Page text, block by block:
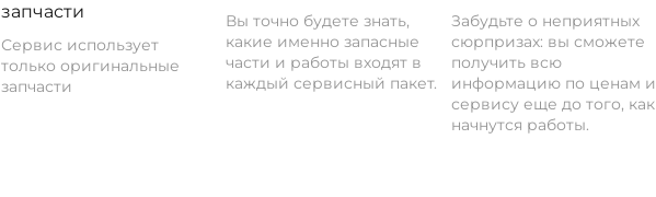
запчасти
Сервис использует
только оригинальные
запчасти
Вы точно будете знать,
какие именно запасные
части и работы входят в
каждый сервисный пакет.
Забудьте о неприятных
сюрпризах: вы сможете
получить всю
информацию по ценам и
сервису еще до того, как
начнутся работы.